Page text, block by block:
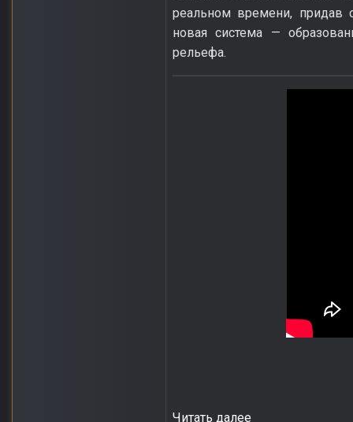
реальном времени, придав
новая система —
рельефа.
Читать далее